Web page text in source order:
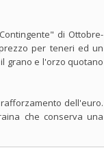
di Ottobre-
per teneri ed un
grano e l'orzo quotano
dell'euro.
che conserva una